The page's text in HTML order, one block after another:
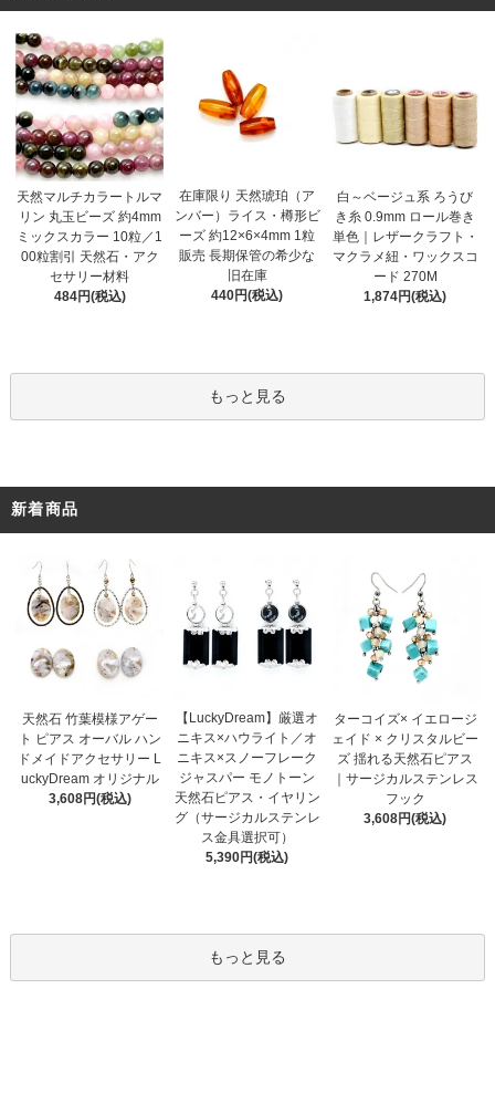
天然マルチカラートルマ
リン 丸玉ビーズ 約4mm
ミックスカラー 10粒／1
00粒割引 天然石・アク
セサリー材料
484円(税込)
在庫限り 天然琥珀（ア
ンバー）ライス・樽形ビ
ーズ 約12×6×4mm 1粒
販売 長期保管の希少な
旧在庫
440円(税込)
白～ベージュ系 ろうび
き糸 0.9mm ロール巻き
単色｜レザークラフト・
マクラメ紐・ワックスコ
ード 270M
1,874円(税込)
もっと見る
新着商品
天然石 竹葉模様アゲー
ト ピアス オーバル ハン
ドメイドアクセサリー L
uckyDream オリジナル
3,608円(税込)
【LuckyDream】厳選オ
ニキス×ハウライト／オ
ニキス×スノーフレーク
ジャスパー モノトーン
天然石ピアス・イヤリン
グ（サージカルステンレ
ス金具選択可）
5,390円(税込)
ターコイズ× イエロージ
ェイド × クリスタルビー
ズ 揺れる天然石ピアス
｜サージカルステンレス
フック
3,608円(税込)
もっと見る